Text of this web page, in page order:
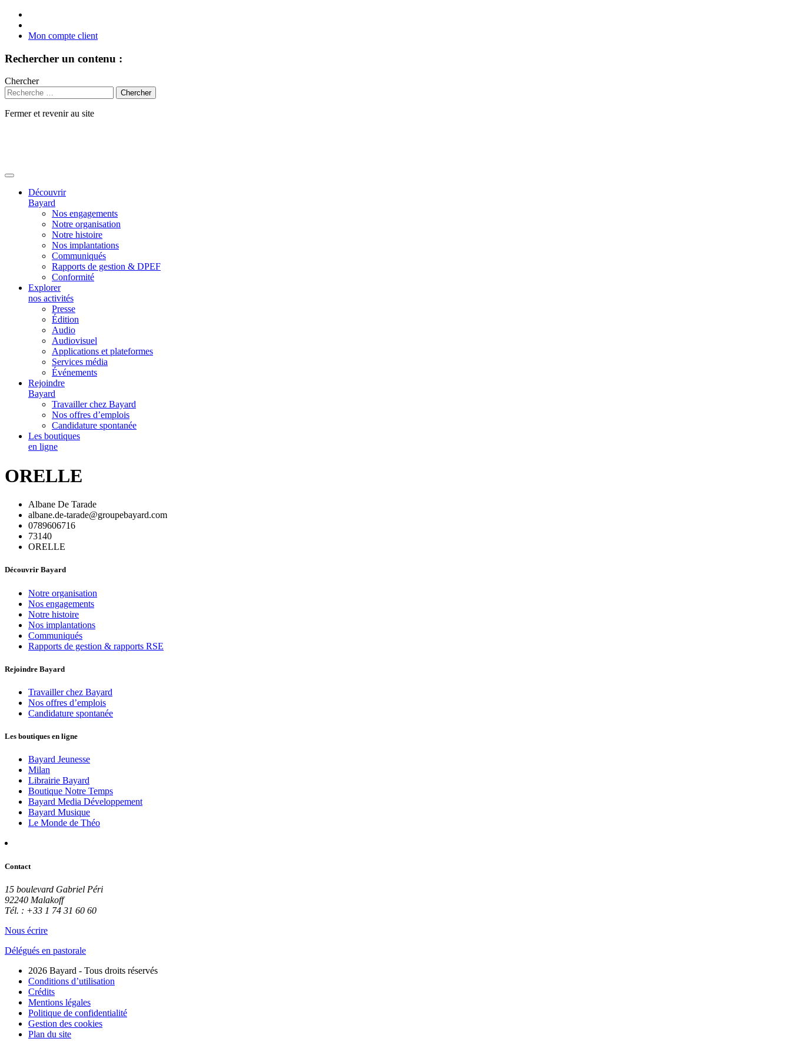
Mon compte client
Rechercher un contenu :
Chercher
Fermer et revenir au site
Découvrir
Bayard
Nos engagements
Notre organisation
Notre histoire
Nos implantations
Communiqués
Rapports de gestion & DPEF
Conformité
Explorer
nos activités
Presse
Édition
Audio
Audiovisuel
Applications et plateformes
Services média
Événements
Rejoindre
Bayard
Travailler chez Bayard
Nos offres d’emplois
Candidature spontanée
Les boutiques
en ligne
ORELLE
Albane De Tarade
albane.de-tarade@groupebayard.com
0789606716
73140
ORELLE
Découvrir Bayard
Notre organisation
Nos engagements
Notre histoire
Nos implantations
Communiqués
Rapports de gestion & rapports RSE
Rejoindre Bayard
Travailler chez Bayard
Nos offres d’emplois
Candidature spontanée
Les boutiques en ligne
Bayard Jeunesse
Milan
Librairie Bayard
Boutique Notre Temps
Bayard Media Développement
Bayard Musique
Le Monde de Théo
Contact
15 boulevard Gabriel Péri
92240 Malakoff
Tél. : +33 1 74 31 60 60
Nous écrire
Délégués en pastorale
2026 Bayard - Tous droits réservés
Conditions d’utilisation
Crédits
Mentions légales
Politique de confidentialité
Gestion des cookies
Plan du site